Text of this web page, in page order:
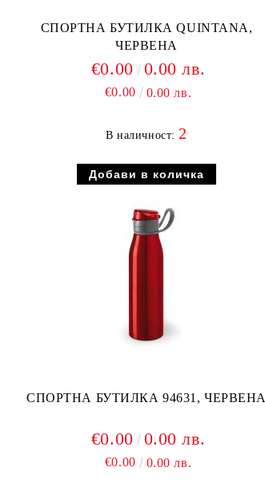
СПОРТНА БУТИЛКА QUINTANA,
ЧЕРВЕНА
€0.00 0.00 лв.
€0.00 0.00 лв.
В наличност:2
СПОРТНА БУТИЛКА 94631, ЧЕРВЕНА
€0.00 0.00 лв.
€0.00 0.00 лв.